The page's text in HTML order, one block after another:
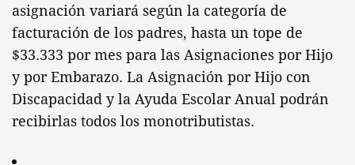
asignación variará según la categoría de
facturación de los padres, hasta un tope de
$33.333 por mes para las Asignaciones por Hijo
y por Embarazo. La Asignación por Hijo con
Discapacidad y la Ayuda Escolar Anual podrán
recibirlas todos los monotributistas.